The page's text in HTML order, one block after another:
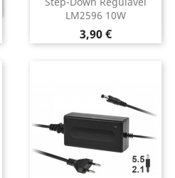
LM2596 10W
Preço
3,90 €